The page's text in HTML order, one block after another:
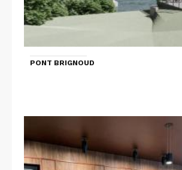
PONT BRIGNOUD